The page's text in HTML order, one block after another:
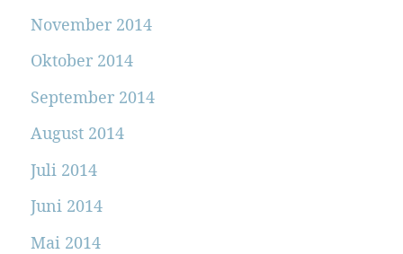
November 2014
Oktober 2014
September 2014
August 2014
Juli 2014
Juni 2014
Mai 2014